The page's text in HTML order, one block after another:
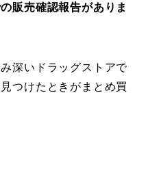
販売確認報告がありま
深いドラッグストアで
つけたときがまとめ買